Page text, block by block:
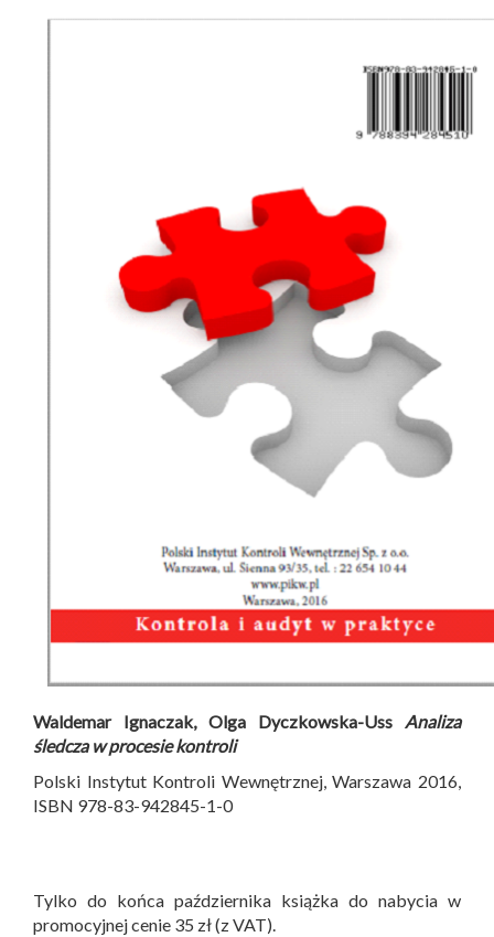
Waldemar Ignaczak, Olga Dyczkowska-Uss Analiza
śledcza w procesie kontroli
Polski Instytut Kontroli Wewnętrznej, Warszawa 2016,
ISBN 978-83-942845-1-0
Tylko do końca października książka do nabycia w
promocyjnej cenie 35 zł (z VAT).